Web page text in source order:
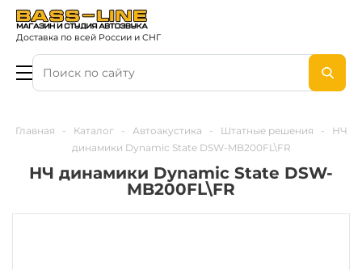
Доставка по всей России и СНГ
Главная - Каталог - Автоакустика - Штатные решения -
НЧ
динамики Dynamic State DSW-MB200FL\FR
НЧ динамики Dynamic State DSW-
MB200FL\FR